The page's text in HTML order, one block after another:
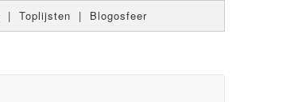
| Toplijsten | Blogosfeer